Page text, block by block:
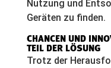
Nutzung und
Geräten zu finden.
CHANCEN UND
TEIL DER LÖSUNG
Trotz der